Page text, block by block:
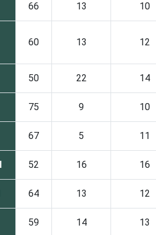
66 13 10
60 13 12
50 22 14
75 9 10
67 5 11
52 16 16
64 13 12
59 14 13